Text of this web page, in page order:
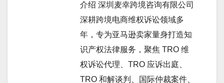
介绍 深圳麦幸跨境咨询有限公司
深耕跨境电商维权诉讼领域多
年，专为亚马逊卖家量身打造知
识产权法律服务，聚焦 TRO 维
权诉讼代理、TRO 应诉出庭、
TRO 和解谈判、国际仲裁案件、